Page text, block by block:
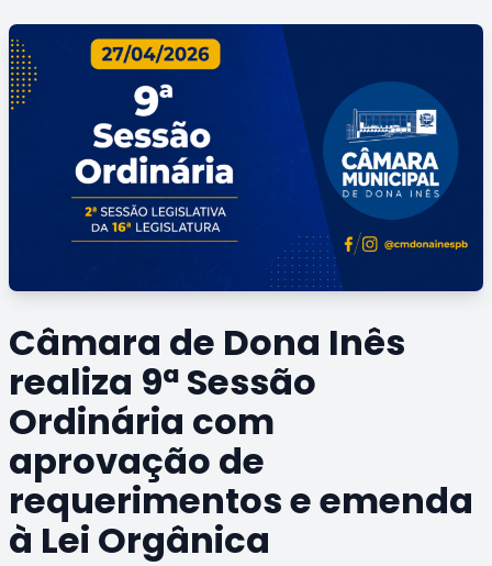
Câmara de Dona Inês
realiza 9ª Sessão
Ordinária com
aprovação de
requerimentos e emenda
à Lei Orgânica